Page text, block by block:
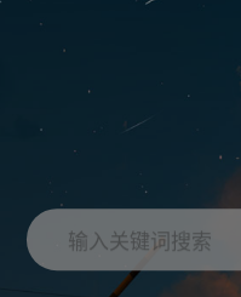
输入关键词搜索